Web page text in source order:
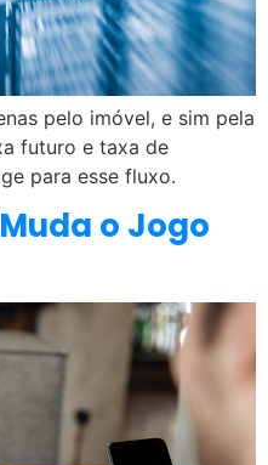
pelo imóvel, e sim pela
futuro e taxa de
para esse fluxo.
o Jogo